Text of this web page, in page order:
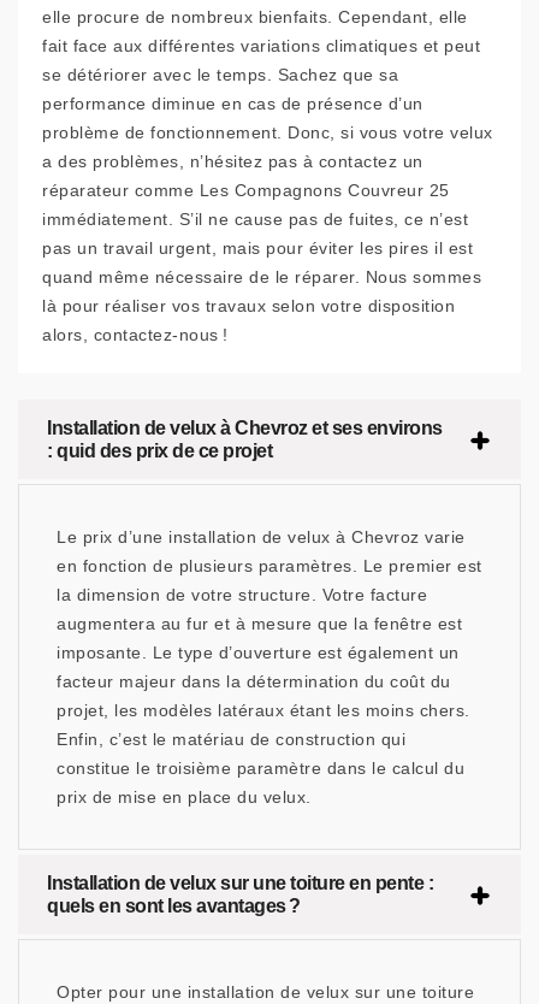
elle procure de nombreux bienfaits. Cependant, elle
fait face aux différentes variations climatiques et peut
se détériorer avec le temps. Sachez que sa
performance diminue en cas de présence d’un
problème de fonctionnement. Donc, si vous votre velux
a des problèmes, n’hésitez pas à contactez un
réparateur comme Les Compagnons Couvreur 25
immédiatement. S’il ne cause pas de fuites, ce n’est
pas un travail urgent, mais pour éviter les pires il est
quand même nécessaire de le réparer. Nous sommes
là pour réaliser vos travaux selon votre disposition
alors, contactez-nous !
Installation de velux à Chevroz et ses environs
: quid des prix de ce projet
Le prix d’une installation de velux à Chevroz varie
en fonction de plusieurs paramètres. Le premier est
la dimension de votre structure. Votre facture
augmentera au fur et à mesure que la fenêtre est
imposante. Le type d’ouverture est également un
facteur majeur dans la détermination du coût du
projet, les modèles latéraux étant les moins chers.
Enfin, c’est le matériau de construction qui
constitue le troisième paramètre dans le calcul du
prix de mise en place du velux.
Installation de velux sur une toiture en pente :
quels en sont les avantages ?
Opter pour une installation de velux sur une toiture